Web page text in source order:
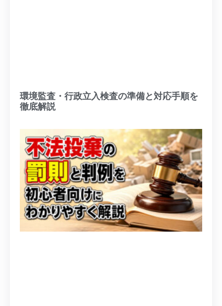
環境監査・行政立入検査の準備と対応手順を
徹底解説